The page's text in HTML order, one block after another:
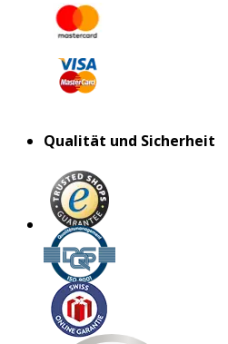
Qualität und Sicherheit